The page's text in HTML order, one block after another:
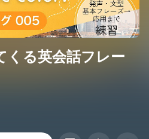
くる英会話フレー